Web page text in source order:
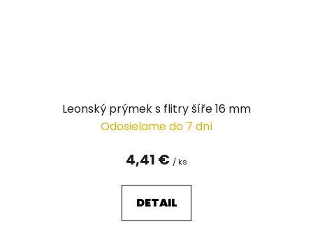
Leonský prýmek s flitry šíře 16 mm
Odosielame do 7 dní
4,41 € / ks
DETAIL